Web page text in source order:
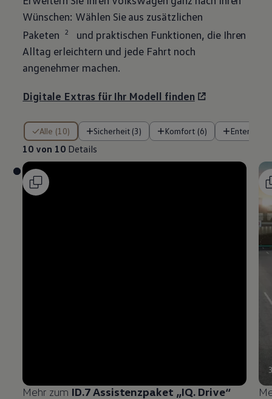
Wünschen: Wählen Sie aus zusätzlichen
Paketen
2
und praktischen Funktionen, die Ihren
Alltag erleichtern und jede Fahrt noch
angenehmer machen.
Digitale Extras für Ihr Modell finden
Alle (10) Sicherheit (3) Komfort (6)
10 von 10 Details
10 von 10 Details
Mehr zum ID.7 Assistenzpaket „IQ. Drive“